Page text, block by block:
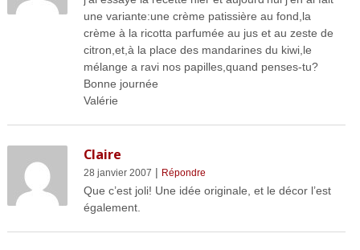
une variante:une crème patissière au fond,la
crème à la ricotta parfumée au jus et au zeste de
citron,et,à la place des mandarines du kiwi,le
mélange a ravi nos papilles,quand penses-tu?
Bonne journée
Valérie
Claire
28 janvier 2007 | Répondre
Que c’est joli! Une idée originale, et le décor l’est
également.